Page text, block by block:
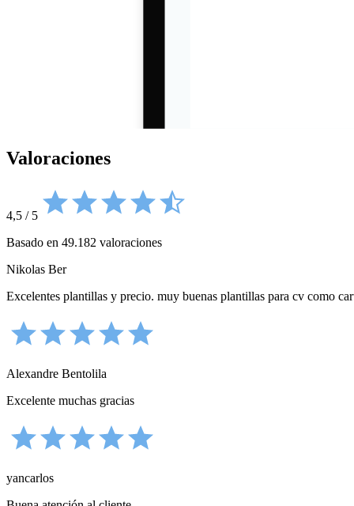
Valoraciones
4,5 / 5
Basado en 49.182 valoraciones
Nikolas Ber
Excelentes plantillas y precio. muy buenas plantillas para cv como
Alexandre Bentolila
Excelente muchas gracias
yancarlos